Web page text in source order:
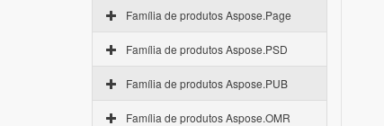
Família de produtos Aspose.Page
Família de produtos Aspose.PSD
Família de produtos Aspose.PUB
Família de produtos Aspose.OMR